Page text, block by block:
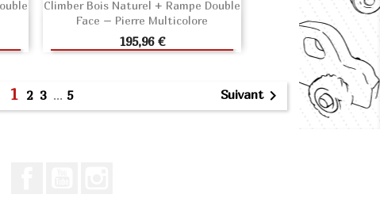
Climber Bois Naturel + Rampe Double
Face – Pierre Multicolore
Prix
195,96 €
AJOUTER AU PANIER
1 2 3 … 5 Suivant